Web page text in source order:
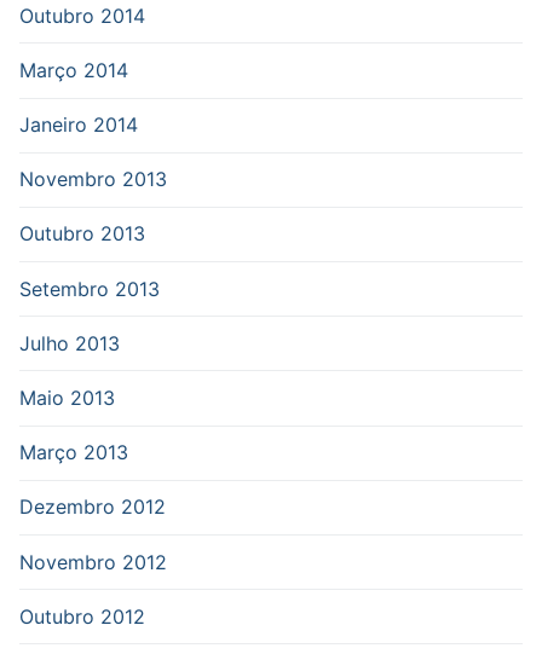
Outubro 2014
Março 2014
Janeiro 2014
Novembro 2013
Outubro 2013
Setembro 2013
Julho 2013
Maio 2013
Março 2013
Dezembro 2012
Novembro 2012
Outubro 2012